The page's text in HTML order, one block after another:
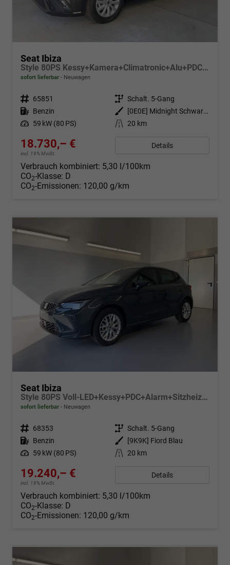
Seat Ibiza
Style 80PS Kessy+Kamera+Climatronic+Alu+PDCvohi+Sitzheiz+App-Connect+DAB
sofort lieferbar Neuwagen
Fahrzeugnr. 65851 Getriebe Schalt. 5-Gang
Kraftstoff Benzin Außenfarbe
[0E0E] Midnight Schwarz Metallic
Leistung 59 kW (80 PS) Kilometerstand 20 km
18.730,– €
incl. 19% MwSt.
Details
Verbrauch kombiniert: 5,30 l/100km
CO2-Klasse: D
CO2-Emissionen: 120,00 g/km
Seat Ibiza
Style 80PS Voll-LED+Kessy+PDC+Alarm+Sitzheizung+Kamera+App-Connect
sofort lieferbar Neuwagen
Fahrzeugnr. 68353 Getriebe Schalt. 5-Gang
Kraftstoff Benzin Außenfarbe
[9K9K] Fiord Blau
Leistung 59 kW (80 PS) Kilometerstand 20 km
19.240,– €
incl. 19% MwSt.
Details
Verbrauch kombiniert: 5,30 l/100km
CO2-Klasse: D
CO2-Emissionen: 120,00 g/km